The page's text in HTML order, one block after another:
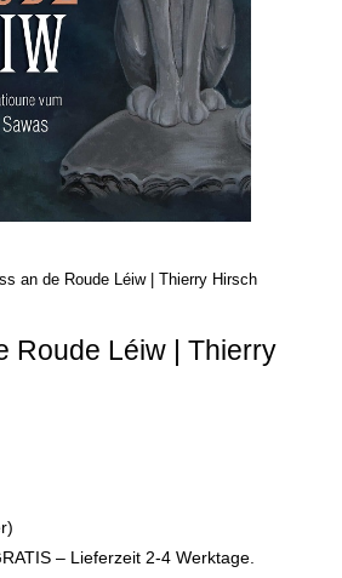
an de Roude Léiw | Thierry Hirsch
Roude Léiw | Thierry
– Lieferzeit 2-4 Werktage.